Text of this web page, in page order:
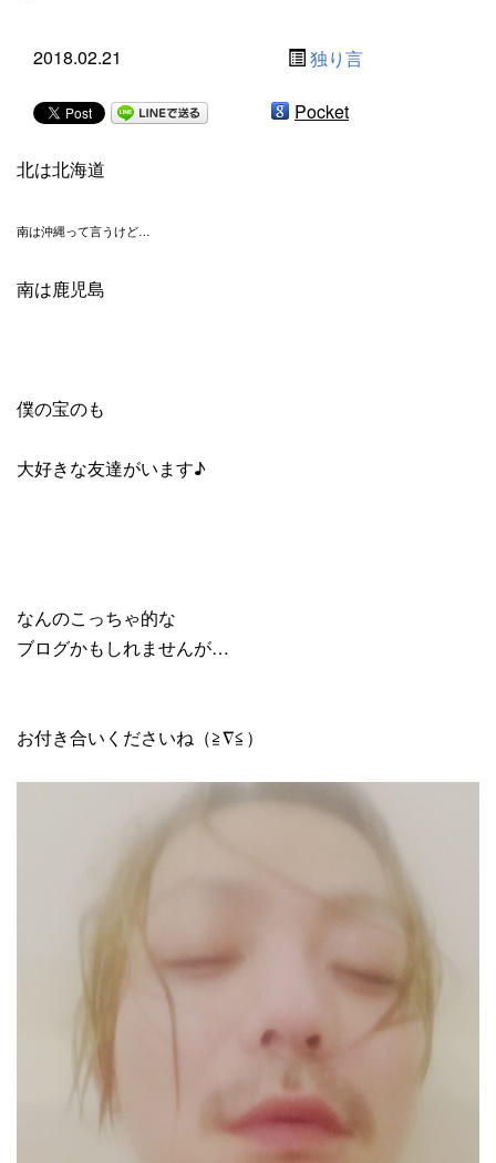
2018.02.21 独り言
Pocket
北は北海道
南は沖縄って言うけど…
南は鹿児島
僕の宝のも
大好きな友達がいます♪
なんのこっちゃ的な
ブログかもしれませんが…
お付き合いくださいね（≧∇≦）